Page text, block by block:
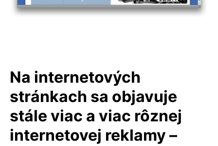
Na internetových
stránkach sa objavuje
stále viac a viac rôznej
internetovej reklamy –